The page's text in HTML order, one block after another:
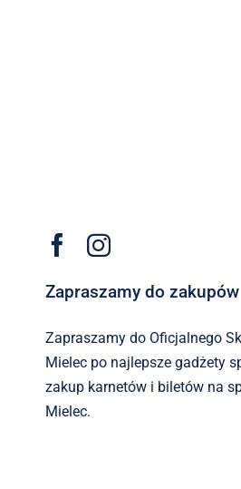
Zapraszamy do zakupów
Zapraszamy do Oficjalnego
Mielec po najlepsze gadżety
zakup karnetów i biletów na
Mielec.